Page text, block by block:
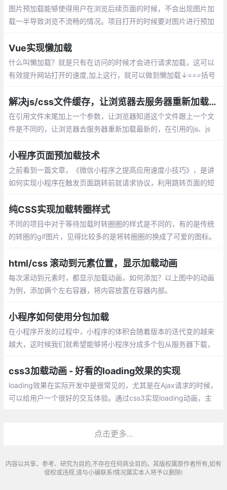
图片预加载能够使得用户在浏览后续页面的时候，不会出现图片加
载一半导致浏览不流畅的情况。项目打开的时候要对图片进行预加
Vue实现懒加载
什么叫懒加载？就是只有在访问的时候才会进行请求加载，这可以
有效提升网站打开的速度,加上这行，就可以做到懒加载↓===括号
解决js/css文件缓存，让浏览器去服务器重新加载最新js/css
在引用文件末尾加上一个参数，让浏览器知道这个文件跟上一个文
件是不同的，让浏览器去服务器重新加载最新的，在引用的js、js
小程序页面预加载技术
之前看到一篇文章，《微信小程序之提高应用速度小技巧》，是讲
如何实现小程序在触发页面跳转前就请求协议，利用跳转页面的短
小程序页面中预加载。这种技术
纯CSS实现加载转圈样式
不同的项目中对于等待加载时转圈圈的样式是不同的，有的是传统
的转圈的gif图片，见得比较多的是将转圈圈的换成了可爱的图标。
要用CSS做一个。
html/css 滚动到元素位置，显示加载动画
每次滚动到元素时，都显示加载动画，如何添加？以上图中的动画
为例，添加俩个左右容器，将内容放置在容器内部。
小程序如何使用分包加载
在小程序开发的过程中，小程序的体积会随着版本的迭代变的越来
越大，这时候我们就希望能够将小程序分成多个包从服务器下载，
css3加载动画 - 好看的loading效果的实现
loading效果在实际开发中是很常见的，尤其是在Ajax请求的时候，
可以给用户一个很好的交互体验。通过css3实现loading动画，主
点击更多...
内容以共享、参考、研究为目的,不存在任何商业目的。其版权属原作者所有,如有
侵权或违规,请与小编联系!情况属实本人将予以删除!